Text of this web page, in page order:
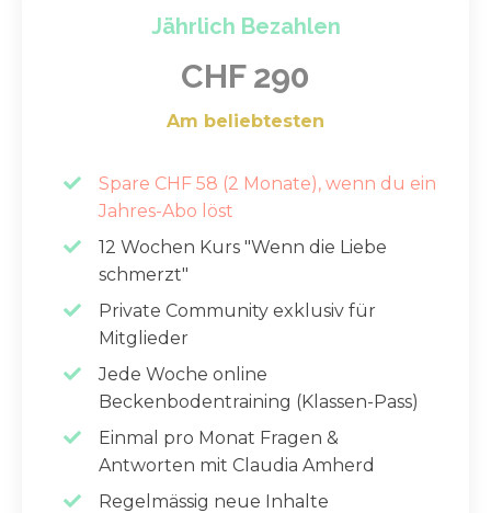
Jährlich Bezahlen
CHF 290
Am beliebtesten
Spare CHF 58 (2 Monate), wenn du ein
Jahres-Abo löst
12 Wochen Kurs "Wenn die Liebe
schmerzt"
Private Community exklusiv für
Mitglieder
Jede Woche online
Beckenbodentraining (Klassen-Pass)
Einmal pro Monat Fragen &
Antworten mit Claudia Amherd
Regelmässig neue Inhalte